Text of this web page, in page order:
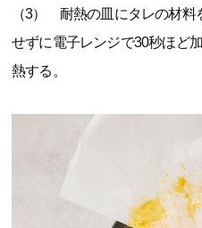
（3） 耐熱の皿にタレの材料
せずに電子レンジで30秒ほど
熱する。